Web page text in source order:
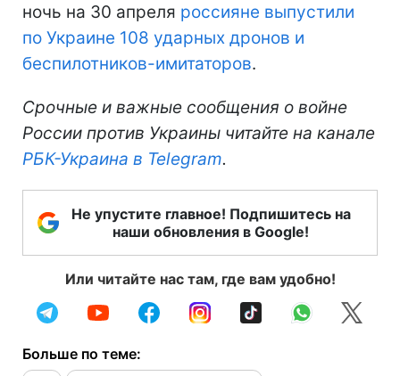
ночь на 30 апреля россияне выпустили
по Украине 108 ударных дронов и
беспилотников-имитаторов.
Срочные и важные сообщения о войне
России против Украины читайте на канале
РБК-Украина в Telegram.
Не упустите главное! Подпишитесь на
наши обновления в Google!
Или читайте нас там, где вам удобно!
Больше по теме: